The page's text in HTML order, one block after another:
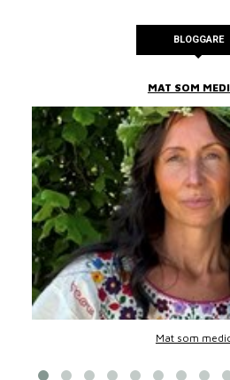
BLOGGARE
MAT SOM
Mat som